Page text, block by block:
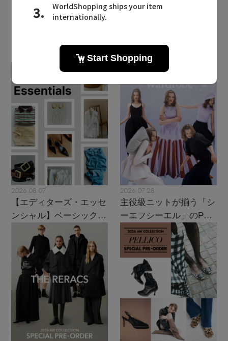
LATEST TOPICS
2026.08.07
【エディターズ・エッセ
ンシャル】ベーシックと
トレンドが交差する16の
2026.07.28
主役級ニットが揃う「シ
ーエフシーエル」のPOP
UPがスタート